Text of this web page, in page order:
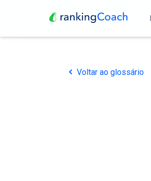
Voltar ao glossário